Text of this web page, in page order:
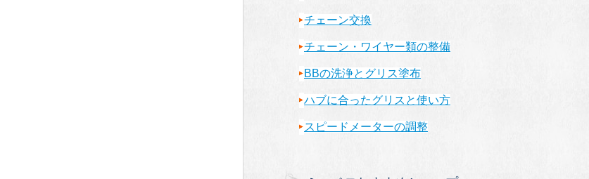
チェーン交換
チェーン・ワイヤー類の整備
BBの洗浄とグリス塗布
ハブに合ったグリスと使い方
スピードメーターの調整